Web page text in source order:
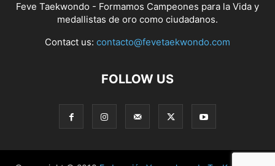
Feve Taekwondo - Formamos Campeones para la Vida y
medallistas de oro como ciudadanos.
Contact us: contacto@fevetaekwondo.com
FOLLOW US